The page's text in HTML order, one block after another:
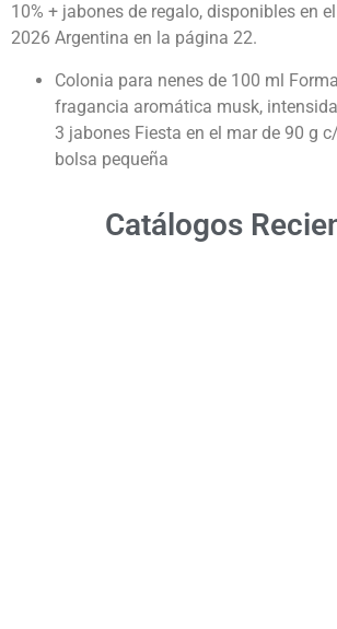
10% + jabones de regalo, disponibles en
2026 Argentina en la página 22.
Colonia para nenes de 100 ml
fragancia aromática musk,
3 jabones Fiesta en el mar de 90 g
bolsa pequeña
Catálogos